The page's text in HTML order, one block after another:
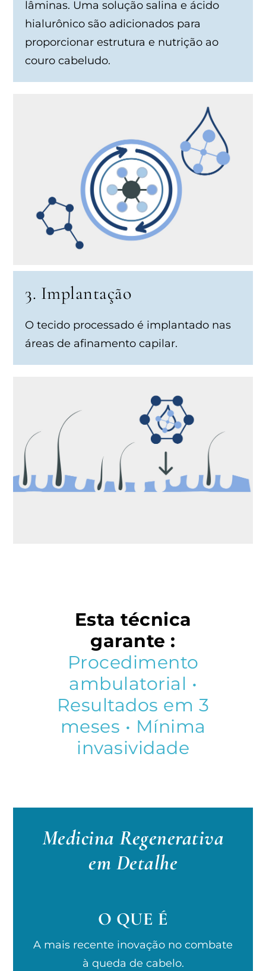
lâminas. Uma solução salina e ácido
hialurônico são adicionados para
proporcionar estrutura e nutrição ao
couro cabeludo.
3. Implantação
O tecido processado é implantado nas
áreas de afinamento capilar.
Esta técnica
garante :
Procedimento
ambulatorial •
Resultados em 3
meses • Mínima
invasividade
Medicina Regenerativa
em Detalhe
O QUE É
A mais recente inovação no combate
à queda de cabelo.